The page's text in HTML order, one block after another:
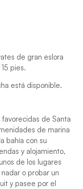
de gran eslora
pies.
está disponible.
favorecidas de Santa
de marina
bahía con su
y alojamiento,
de los lugares
o probar un
y pasee por el